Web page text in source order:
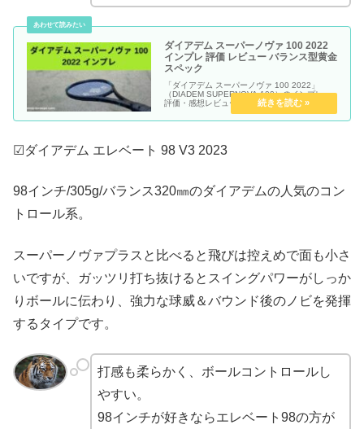
ダイアデム スーパーノヴァ 100 2022
インプレ 評価 レビュー バランス型黄金
スペック
「ダイアデム スーパーノヴァ 100 2022」
（DIADEM SUPERNOVA 100）のインプレ・
評価・感想レビュー記事です。
☑ダイアデム エレベート 98 V3 2023
98インチ/305g/バランス320㎜のダイアデムの人気のコン
トロール系。
スーパーノヴァプラスと比べると飛びは控えめで面も小さ
いですが、ガッツリ打ち抜けるとスイングパワーがしっか
りボールに伝わり、強力な球威＆バウンド後のノビを発揮
するタイプです。
打感も柔らかく、ボールコントロールし
やすい。
98インチが好きならエレベート98の方が